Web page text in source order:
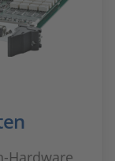
Hardware